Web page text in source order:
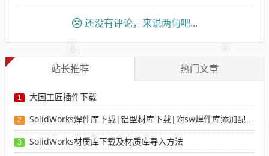
还没有评论，来说两句吧...
站长推荐 热门文章
1 大国工匠插件下载
2 SolidWorks焊件库下载|铝型材库下载|附sw焊件库添加配置使用教程
3 SolidWorks材质库下载及材质库导入方法